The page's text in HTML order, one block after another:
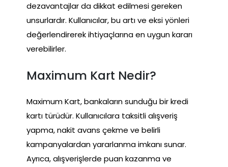
dezavantajlar da dikkat edilmesi gereken
unsurlardır. Kullanıcılar, bu artı ve eksi yönleri
değerlendirerek ihtiyaçlarına en uygun kararı
verebilirler.
Maximum Kart Nedir?
Maximum Kart, bankaların sunduğu bir kredi
kartı türüdür. Kullanıcılara taksitli alışveriş
yapma, nakit avans çekme ve belirli
kampanyalardan yararlanma imkanı sunar.
Ayrıca, alışverişlerde puan kazanma ve